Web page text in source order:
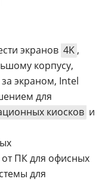
экранов 4K ,
корпусу,
экраном, Intel
для
киосков и
ПК для офисных
для